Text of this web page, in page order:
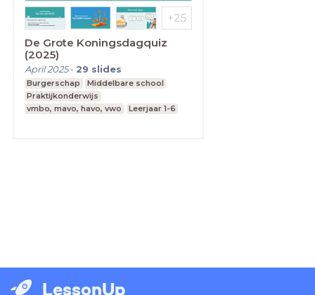
De Grote Koningsdagquiz
(2025)
April 2025- 29 slides
Burgerschap
Middelbare school
Praktijkonderwijs
vmbo, mavo, havo, vwo
Leerjaar 1-6
LessonUp